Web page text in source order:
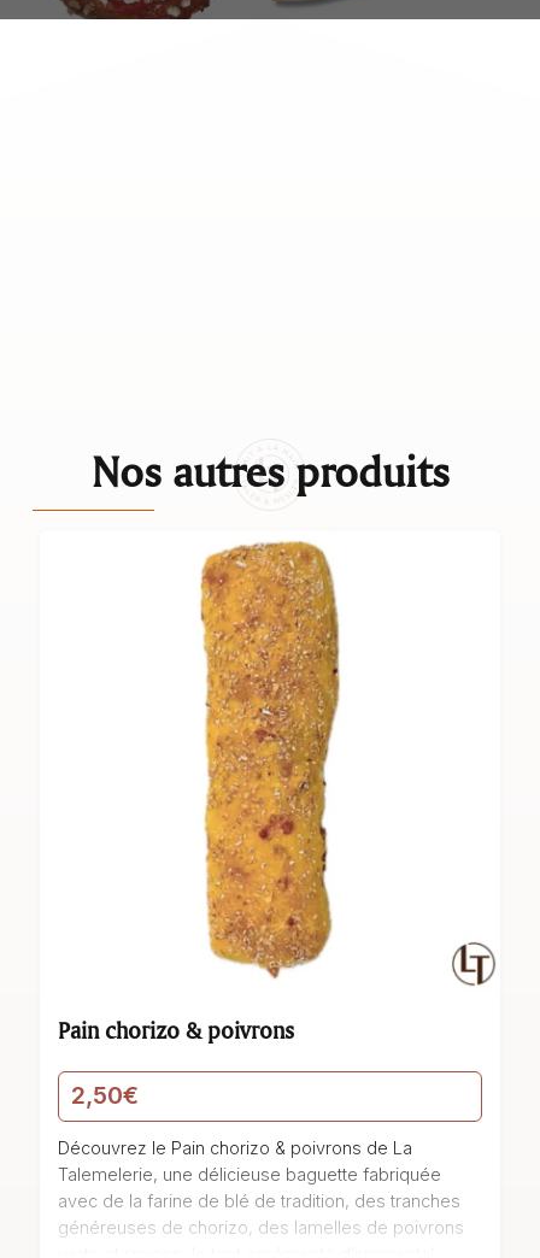
Nos autres produits
Pain chorizo & poivrons
2,50€
Découvrez le Pain chorizo & poivrons de La
Talemelerie, une délicieuse baguette fabriquée
avec de la farine de blé de tradition, des tranches
généreuses de chorizo, des lamelles de poivrons